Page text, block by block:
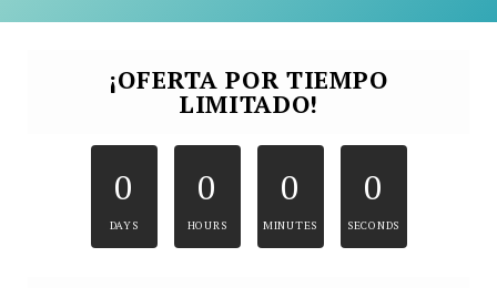
¡OFERTA POR TIEMPO
LIMITADO!
0
DAYS
0
HOURS
0
MINUTES
0
SECONDS